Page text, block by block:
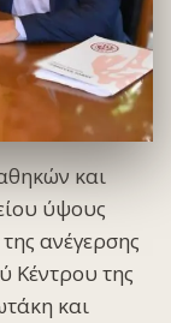
και
ύψους
ανέγερσης
Κέντρου της
και